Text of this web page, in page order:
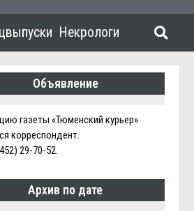
Некрологи
Объявление
газеты «Тюменский курьер»
корреспондент.
29-70-52.
Архив по дате